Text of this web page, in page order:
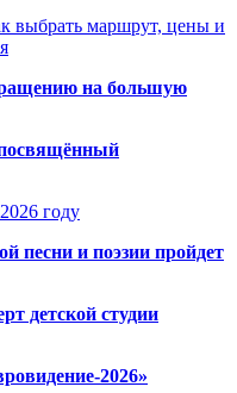
выбрать маршрут, цены и
на большую
году
песни и поэзии пройдет
детской студии
2026»